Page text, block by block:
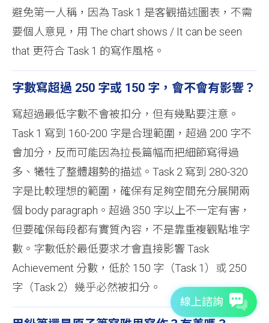
避免第一人稱，因為 Task 1 是客觀描述圖表，不需
要個人意見，用 The chart shows / It can be seen
that 更符合 Task 1 的寫作風格。
字數寫超過 250 字或 150 字，會不會有影響？
寫超過最低字數不會被扣分，但有幾點要注意。
Task 1 寫到 160-200 字是合理範圍，超過 200 字不
會加分，反而可能因為拉長篇幅而把細節寫得過
多、犧牲了整體趨勢的描述。Task 2 寫到 280-320
字是比較理想的範圍，確保有足夠空間充分展開兩
個 body paragraph。超過 350 字以上不一定有害，
但要確保每段都有實質內容，不是靠重複觀點堆字
數。字數低於最低要求才會直接影響 Task
Achievement 分數，低於 150 字（Task 1）或 250
字（Task 2）幾乎必然被扣分。
線上諮詢